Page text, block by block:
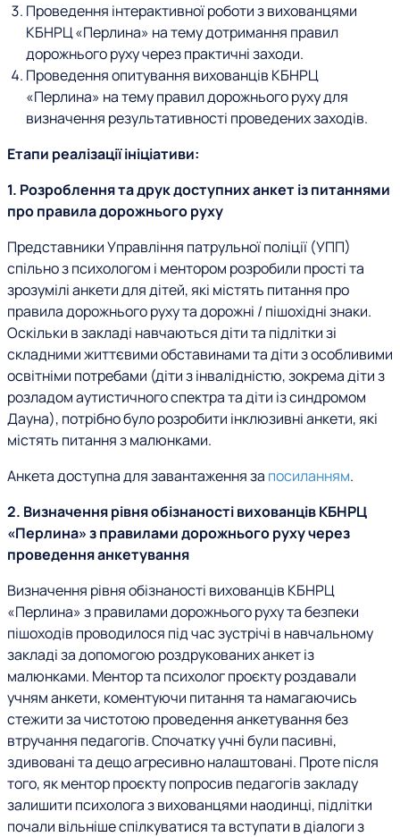
Проведення інтерактивної роботи з вихованцями
КБНРЦ «Перлина» на тему дотримання правил
дорожнього руху через практичні заходи.
Проведення опитування вихованців КБНРЦ
«Перлина» на тему правил дорожнього руху для
визначення результативності проведених заходів.
Етапи реалізації ініціативи:
1. Розроблення та друк доступних анкет із питаннями
про правила дорожнього руху
Представники Управління патрульної поліції (УПП)
спільно з психологом і ментором розробили прості та
зрозумілі анкети для дітей, які містять питання про
правила дорожнього руху та дорожні / пішохідні знаки.
Оскільки в закладі навчаються діти та підлітки зі
складними життєвими обставинами та діти з особливими
освітніми потребами (діти з інвалідністю, зокрема діти з
розладом аутистичного спектра та діти із синдромом
Дауна), потрібно було розробити інклюзивні анкети, які
містять питання з малюнками.
Анкета доступна для завантаження за посиланням.
2. Визначення рівня обізнаності вихованців КБНРЦ
«Перлина» з правилами дорожнього руху через
проведення анкетування
Визначення рівня обізнаності вихованців КБНРЦ
«Перлина» з правилами дорожнього руху та безпеки
пішоходів проводилося під час зустрічі в навчальному
закладі за допомогою роздрукованих анкет із
малюнками. Ментор та психолог проєкту роздавали
учням анкети, коментуючи питання та намагаючись
стежити за чистотою проведення анкетування без
втручання педагогів. Спочатку учні були пасивні,
здивовані та дещо агресивно налаштовані. Проте після
того, як ментор проєкту попросив педагогів закладу
залишити психолога з вихованцями наодинці, підлітки
почали вільніше спілкуватися та вступати в діалоги з